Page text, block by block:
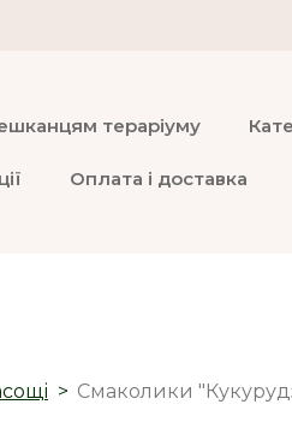
тераріуму
Оплата і доставка
Смаколики